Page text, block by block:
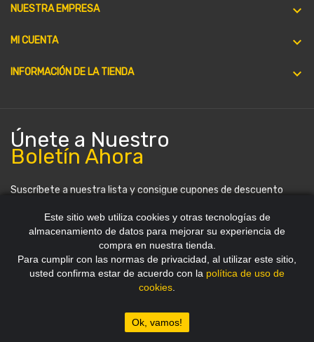
NUESTRA EMPRESA 
MI CUENTA 
INFORMACIÓN DE LA TIENDA keyboard_arrow_down
Este sitio web utiliza cookies y otras tecnologías de
almacenamiento de datos para mejorar su experiencia de
compra en nuestra tienda.
Para cumplir con las normas de privacidad, al utilizar este sitio,
usted confirma estar de acuerdo con la política de uso de
cookies
Ok, vamos!
Únete a Nuestro
Boletín Ahora
Suscríbete a nuestra lista y consigue cupones de descuento